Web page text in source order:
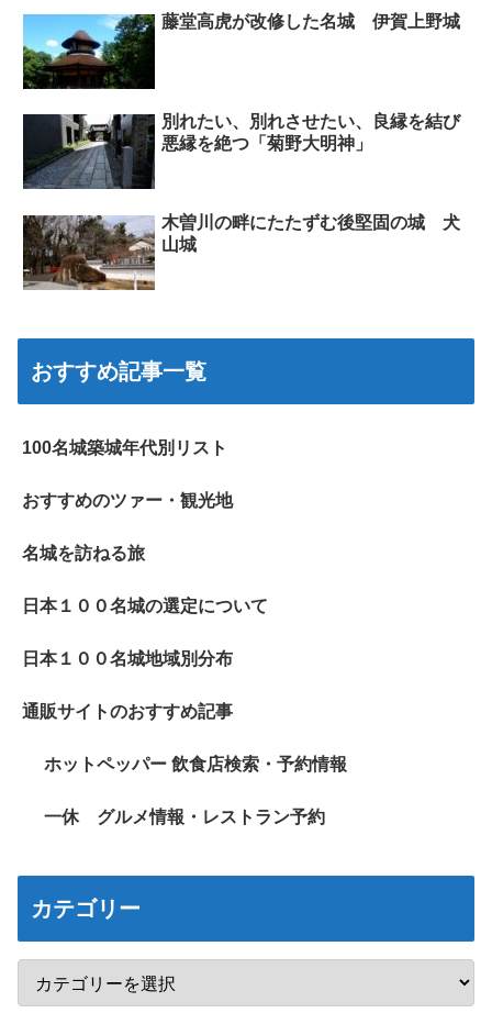
藤堂高虎が改修した名城 伊賀上野城
別れたい、別れさせたい、良縁を結び
悪縁を絶つ「菊野大明神」
木曽川の畔にたたずむ後堅固の城 犬
山城
おすすめ記事一覧
100名城築城年代別リスト
おすすめのツァー・観光地
名城を訪ねる旅
日本１００名城の選定について
日本１００名城地域別分布
通販サイトのおすすめ記事
ホットペッパー 飲食店検索・予約情報
一休 グルメ情報・レストラン予約
カテゴリー